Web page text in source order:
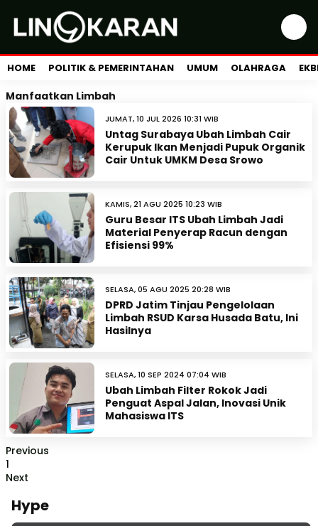
HOME POLITIK & PEMERINTAHAN UMUM OLAHRAGA
Manfaatkan Limbah
JUMAT, 10 JUL 2026 10:31 WIB
Untag Surabaya Ubah Limbah Cair
Kerupuk Ikan Menjadi Pupuk Organik
Cair Untuk UMKM Desa Srowo
KAMIS, 21 AGU 2025 10:23 WIB
Guru Besar ITS Ubah Limbah Jadi
Material Penyerap Racun dengan
Efisiensi 99%
SELASA, 05 AGU 2025 20:28 WIB
DPRD Jatim Tinjau Pengelolaan
Limbah RSUD Karsa Husada Batu, Ini
Hasilnya
SELASA, 10 SEP 2024 07:04 WIB
Ubah Limbah Filter Rokok Jadi
Penguat Aspal Jalan, Inovasi Unik
Mahasiswa ITS
Previous
1
Next
Hype